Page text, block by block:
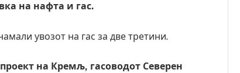
на нафта и гас.
увозот на гас за две третини.
на Кремљ, гасоводот Северен